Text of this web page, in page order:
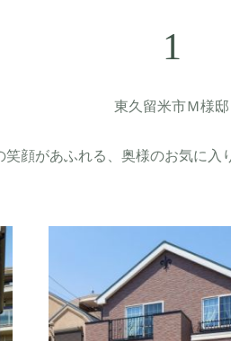
1
東久留米市Ｍ様邸
笑顔があふれる、奥様のお気に入